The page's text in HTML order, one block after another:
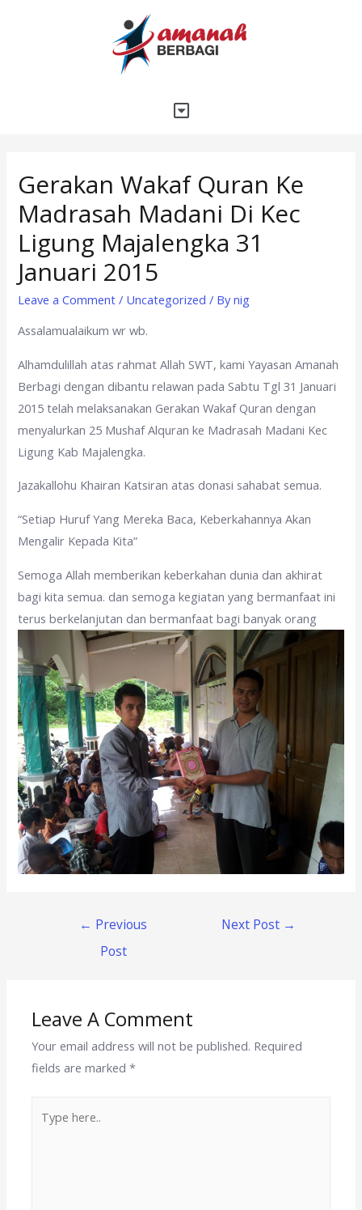
Gerakan Wakaf Quran Ke
Madrasah Madani Di Kec
Ligung Majalengka 31
Januari 2015
Leave a Comment / Uncategorized / Bynig
Assalamualaikum wr wb.
Alhamdulillah atas rahmat Allah SWT, kami Yayasan Amanah
Berbagi dengan dibantu relawan pada Sabtu Tgl 31 Januari
2015 telah melaksanakan Gerakan Wakaf Quran dengan
menyalurkan 25 Mushaf Alquran ke Madrasah Madani Kec
Ligung Kab Majalengka.
Jazakallohu Khairan Katsiran atas donasi sahabat semua.
“Setiap Huruf Yang Mereka Baca, Keberkahannya Akan
Mengalir Kepada Kita”
Semoga Allah memberikan keberkahan dunia dan akhirat
bagi kita semua. dan semoga kegiatan yang bermanfaat ini
terus berkelanjutan dan bermanfaat bagi banyak orang
← Previous
Post
Next Post →
Leave A Comment
Your email address will not be published. Required
fields are marked*